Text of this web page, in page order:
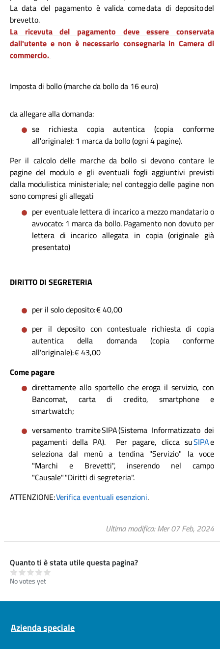
La data del pagamento è valida come data di deposito del
brevetto.
La ricevuta del pagamento deve essere conservata
dall'utente e non è necessario consegnarla in Camera di
commercio.
Imposta di bollo (marche da bollo da 16 euro)
da allegare alla domanda:
se richiesta copia autentica (copia conforme
all'originale): 1 marca da bollo (ogni 4 pagine).
Per il calcolo delle marche da bollo si devono contare le
pagine del modulo e gli eventuali fogli aggiuntivi previsti
dalla modulistica ministeriale; nel conteggio delle pagine non
sono compresi gli allegati
per eventuale lettera di incarico a mezzo mandatario o
avvocato: 1 marca da bollo. Pagamento non dovuto per
lettera di incarico allegata in copia (originale già
presentato)
DIRITTO DI SEGRETERIA
per il solo deposito: € 40,00
per il deposito con contestuale richiesta di copia
autentica della domanda (copia conforme
all'originale): € 43,00
Come pagare
direttamente allo sportello che eroga il servizio, con
Bancomat, carta di credito, smartphone e
smartwatch;
versamento tramite SIPA (Sistema Informatizzato dei
pagamenti della PA). Per pagare, clicca suSIPAe
seleziona dal menù a tendina "Servizio" la voce
"Marchi e Brevetti", inserendo nel campo
"Causale" "Diritti di segreteria".
ATTENZIONE:Verifica eventuali esenzioni.
Ultima modifica Mer 07 Feb, 2024
Quanto ti è stata utile questa pagina?
No votes yet
Azienda speciale